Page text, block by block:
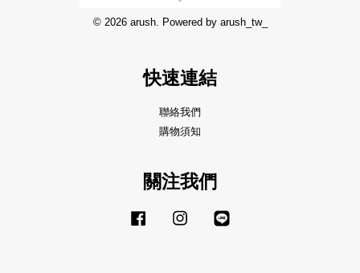
© 2026 arush. Powered by arush_tw_
快速連結
聯絡我們
購物須知
關注我們
Facebook Instagram